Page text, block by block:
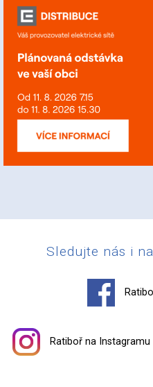
Sledujte nás i
Ratiboř na Instagramu